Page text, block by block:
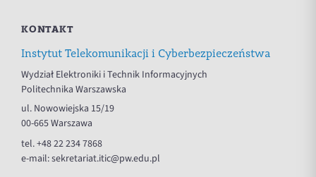
KONTAKT
Instytut Telekomunikacji i Cyberbezpieczeństwa
Wydział Elektroniki i Technik Informacyjnych
Politechnika Warszawska
ul. Nowowiejska 15/19
00-665 Warszawa
tel.+48 22 234 7868
e-mail:sekretariat.itic@pw.edu.pl